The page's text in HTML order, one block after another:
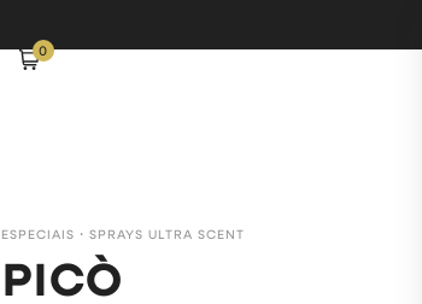
0
・ SPRAYS ULTRA SCENT